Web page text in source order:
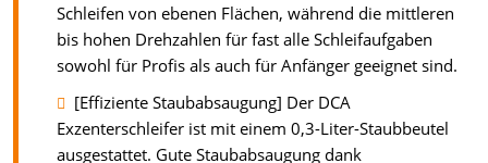
Schleifen von ebenen Flächen, während die mittleren
bis hohen Drehzahlen für fast alle Schleifaufgaben
sowohl für Profis als auch für Anfänger geeignet sind.
[Effiziente Staubabsaugung] Der DCA
Exzenterschleifer ist mit einem 0,3-Liter-Staubbeutel
ausgestattet. Gute Staubabsaugung dank